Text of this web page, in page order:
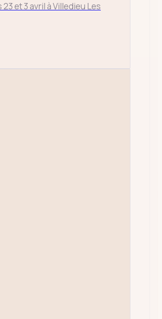
et 3 avril à Villedieu Les